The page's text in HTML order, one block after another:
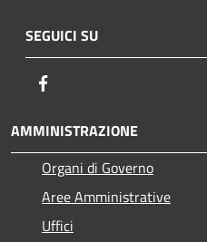
SEGUICI SU
AMMINISTRAZIONE
Organi di Governo
Aree Amministrative
Uffici